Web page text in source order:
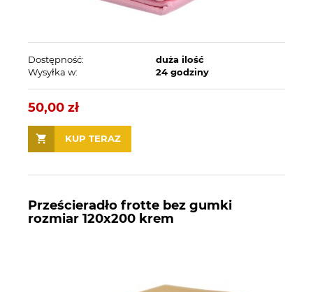
Dostępność:
duża ilość
Wysyłka w:
24 godziny
50,00 zł
KUP TERAZ
Prześcieradło frotte bez gumki
rozmiar 120x200 krem